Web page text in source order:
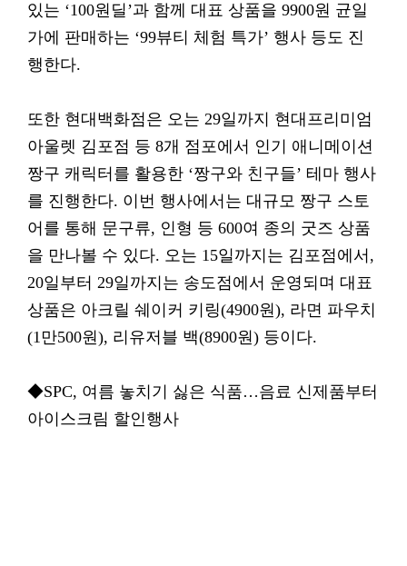
있는 ‘100원딜’과 함께 대표 상품을 9900원 균일
가에 판매하는 ‘99뷰티 체험 특가’ 행사 등도 진
행한다.
또한 현대백화점은 오는 29일까지 현대프리미엄
아울렛 김포점 등 8개 점포에서 인기 애니메이션
짱구 캐릭터를 활용한 ‘짱구와 친구들’ 테마 행사
를 진행한다. 이번 행사에서는 대규모 짱구 스토
어를 통해 문구류, 인형 등 600여 종의 굿즈 상품
을 만나볼 수 있다. 오는 15일까지는 김포점에서,
20일부터 29일까지는 송도점에서 운영되며 대표
상품은 아크릴 쉐이커 키링(4900원), 라면 파우치
(1만500원), 리유저블 백(8900원) 등이다.
◆SPC, 여름 놓치기 싫은 식품…음료 신제품부터
아이스크림 할인행사